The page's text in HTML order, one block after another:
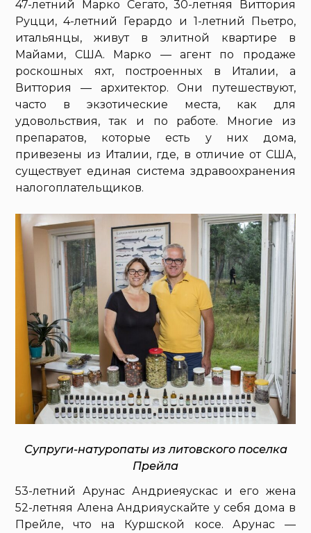
47-летний Марко Сегато, 30-летняя Виттория
Руцци, 4-летний Герардо и 1-летний Пьетро,
итальянцы, живут в элитной квартире в
Майами, США. Марко — агент по продаже
роскошных яхт, построенных в Италии, а
Виттория — архитектор. Они путешествуют,
часто в экзотические места, как для
удовольствия, так и по работе. Многие из
препаратов, которые есть у них дома,
привезены из Италии, где, в отличие от США,
существует единая система здравоохранения
налогоплательщиков.
Супруги-натуропаты из литовского поселка
Прейла
53-летний Арунас Андриеяускас и его жена
52-летняя Алена Андрияускайте у себя дома в
Прейле, что на Куршской косе. Арунас —